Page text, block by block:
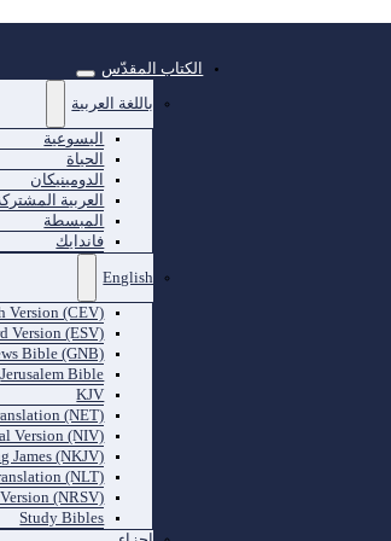
الكتاب المقدّس
باللغة العربية
اليسوعية
الحياة
الدومينيكان
العربية
المبسطة
فاندايك
English
Version (CEV)
Version (ESV)
Bible (GNB)
Jerusalem Bible
KJV
(NET)
Version (NIV)
James (NKJV)
(NLT)
(NRSV)
Study Bibles